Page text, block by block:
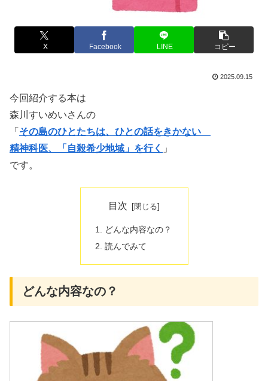
X Facebook LINE コピー
2025.09.15
今回紹介する本は
森川すいめいさんの
「 その島のひとたちは、ひとの話をきかない
精神科医、「自殺希少地域」を行く
」
です。
目次
どんな内容なの？
読んでみて
どんな内容なの？